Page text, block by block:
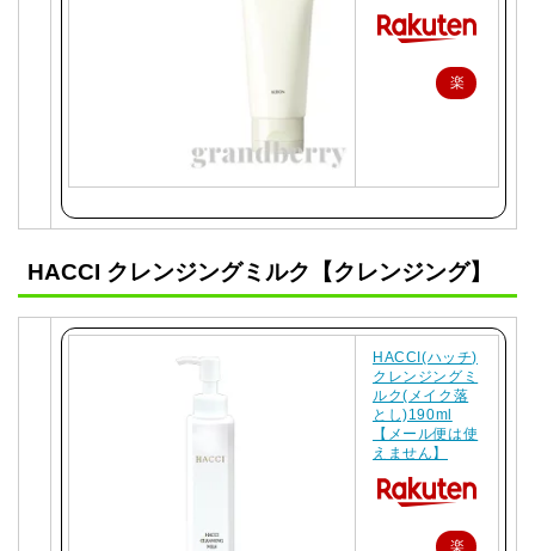
楽
HACCI クレンジングミルク【クレンジング】
HACCI(ハッチ)
クレンジングミ
ルク(メイク落
とし)190ml
【メール便は使
えません】
楽